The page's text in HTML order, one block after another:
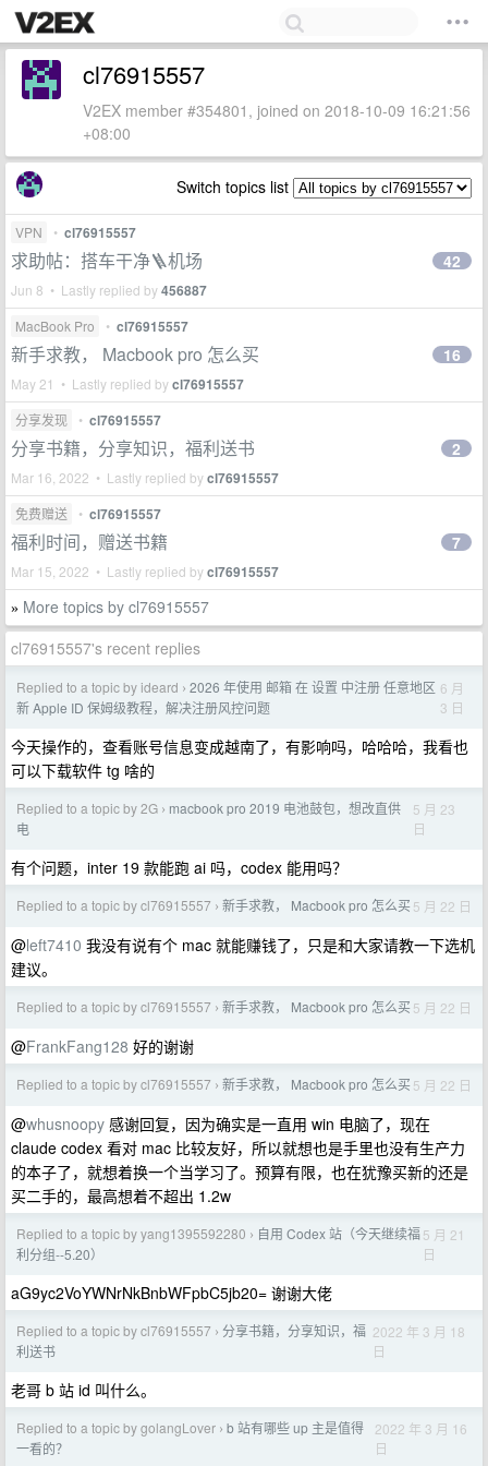
cl76915557
V2EX member #354801, joined on 2018-10-09 16:21:56
+08:00
Switch topics list
VPN • cl76915557
求助帖：搭车干净🪜机场
Jun 8 • Lastly replied by456887
42
MacBook Pro • cl76915557
新手求教， Macbook pro 怎么买
May 21 • Lastly replied bycl76915557
16
分享发现 • cl76915557
分享书籍，分享知识，福利送书
Mar 16, 2022 • Lastly replied bycl76915557
2
免费赠送 • cl76915557
福利时间，赠送书籍
Mar 15, 2022 • Lastly replied bycl76915557
7
» More topics by cl76915557
cl76915557's recent replies
Replied to a topic by ideard › 2026 年使用 邮箱 在 设置 中注册 任意地区
新 Apple ID 保姆级教程，解决注册风控问题
6 月
3 日
今天操作的，查看账号信息变成越南了，有影响吗，哈哈哈，我看也
可以下载软件 tg 啥的
Replied to a topic by 2G › macbook pro 2019 电池鼓包，想改直供
电
5 月 23
日
有个问题，inter 19 款能跑 ai 吗，codex 能用吗？
Replied to a topic by cl76915557 › 新手求教， Macbook pro 怎么买5 月 22 日
@left7410 我没有说有个 mac 就能赚钱了，只是和大家请教一下选机
建议。
Replied to a topic by cl76915557 › 新手求教， Macbook pro 怎么买5 月 22 日
@FrankFang128 好的谢谢
Replied to a topic by cl76915557 › 新手求教， Macbook pro 怎么买5 月 22 日
@whusnoopy 感谢回复，因为确实是一直用 win 电脑了，现在
claude codex 看对 mac 比较友好，所以就想也是手里也没有生产力
的本子了，就想着换一个当学习了。预算有限，也在犹豫买新的还是
买二手的，最高想着不超出 1.2w
Replied to a topic by yang1395592280 › 自用 Codex 站（今天继续福
利分组--5.20）
5 月 21
日
aG9yc2VoYWNrNkBnbWFpbC5jb20= 谢谢大佬
Replied to a topic by cl76915557 › 分享书籍，分享知识，福
利送书
2022 年 3 月 18
日
老哥 b 站 id 叫什么。
Replied to a topic by golangLover › b 站有哪些 up 主是值得
一看的？
2022 年 3 月 16
日